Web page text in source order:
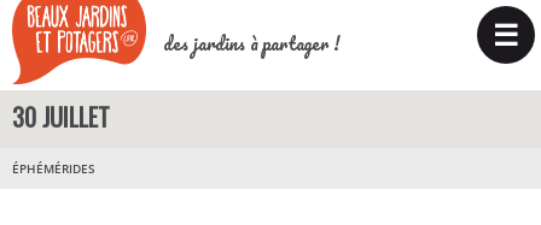
des jardins à partager ! ☰
30 JUILLET
ÉPHÉMÉRIDES